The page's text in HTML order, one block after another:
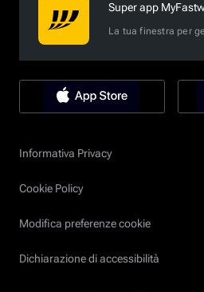
Super app
La tua finestra per
Informativa Privacy
Cookie Policy
Modifica preferenze cookie
Dichiarazione di accessibilità